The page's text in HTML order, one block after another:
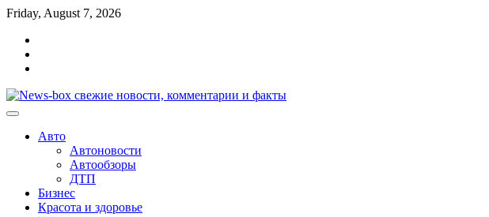
Перейти
содержимому
Friday, August 7, 2026
Авто
Автоновости
Автообзоры
ДТП
Бизнес
Красота и здоровье